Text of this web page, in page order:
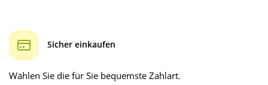
Sicher einkaufen
Wählen Sie die für Sie bequemste Zahlart.